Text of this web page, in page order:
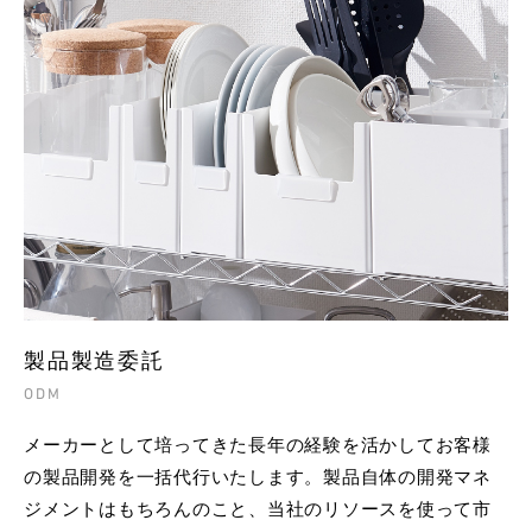
製品製造委託
ODM
メーカーとして培ってきた長年の経験を活かしてお客様
の製品開発を一括代行いたします。製品自体の開発マネ
ジメントはもちろんのこと、当社のリソースを使って市